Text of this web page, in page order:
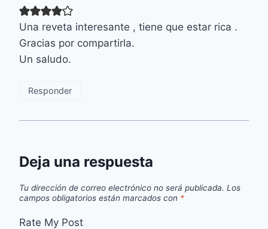
Una reveta interesante , tiene que estar rica .
Gracias por compartirla.
Un saludo.
Responder
Deja una respuesta
Tu dirección de correo electrónico no será publicada. Los
campos obligatorios están marcados con *
Rate My Post